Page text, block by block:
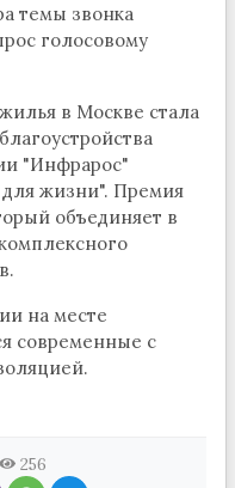
темы звонка
голосовому
в Москве стала
"Инфрарос"
для жизни". Премия
объединяет в
на месте
современные с
256